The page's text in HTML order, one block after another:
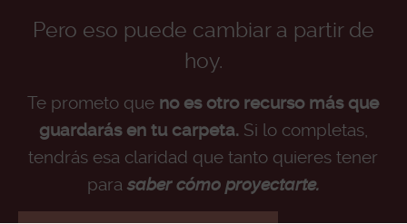
Pero eso puede cambiar a partir de
hoy.
Te prometo que no es otro recurso más que
guardarás en tu carpeta.Si lo completas,
tendrás esa claridad que tanto quieres tener
parasaber cómo proyectarte.